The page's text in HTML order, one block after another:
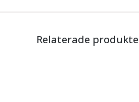
Relaterade